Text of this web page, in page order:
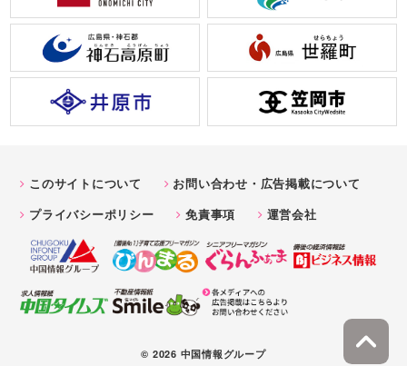
このサイトについて
お問い合わせ・広告掲載について
プライバシーポリシー
免責事項 運営会社
© 2026 中国情報グループ